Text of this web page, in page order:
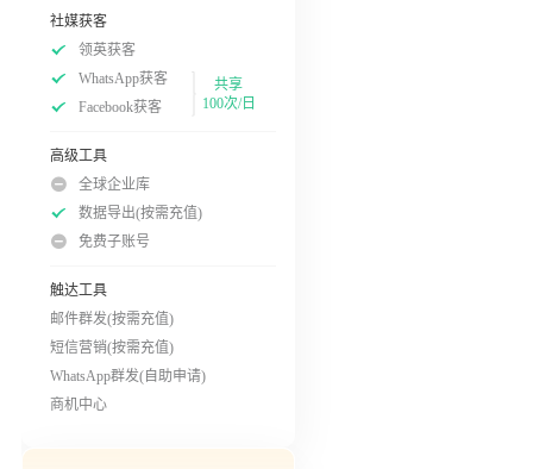
社媒获客
领英获客
WhatsApp获客
Facebook获客
共享
100次/日
高级工具
全球企业库
数据导出(按需充值)
免费子账号
触达工具
邮件群发(按需充值)
短信营销(按需充值)
WhatsApp群发(自助申请)
商机中心